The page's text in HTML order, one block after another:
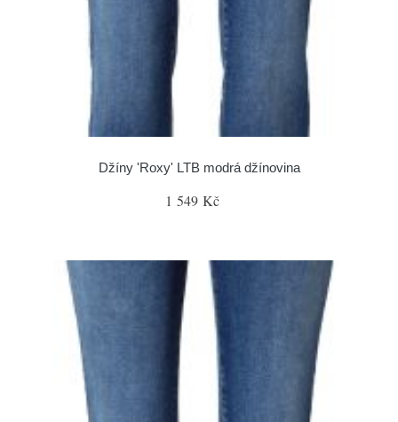
Džíny 'Roxy' LTB modrá džínovina
1 549 Kč